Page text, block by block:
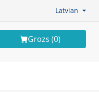
Latvian
Grozs (0)